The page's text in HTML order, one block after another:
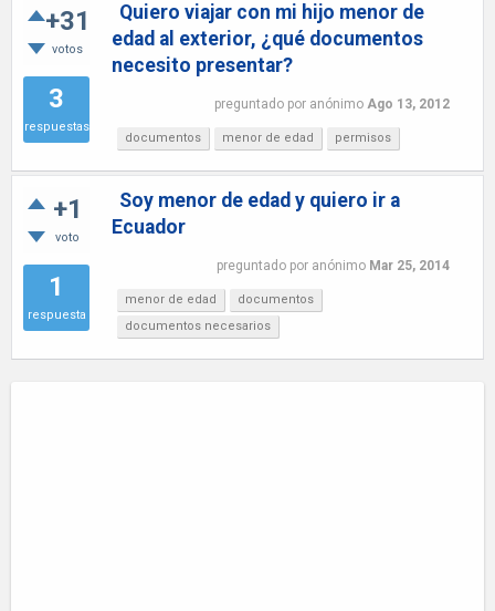
+31
votos
3
respuestas
Quiero viajar con mi hijo menor de
edad al exterior, ¿qué documentos
necesito presentar?
preguntado por anónimo Ago 13, 2012
documentos menor de edad permisos
+1
voto
1
respuesta
Soy menor de edad y quiero ir a
Ecuador
preguntado por anónimo Mar 25, 2014
menor de edad
documentos
documentos necesarios